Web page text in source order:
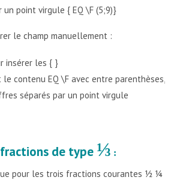
un point virgule { EQ \F (5;9)}
le champ manuellement :
insérer les { }
le contenu EQ \F avec entre parenthèses,
séparés par un point virgule
de type ⅓ :
pour les trois fractions courantes ½ ¼